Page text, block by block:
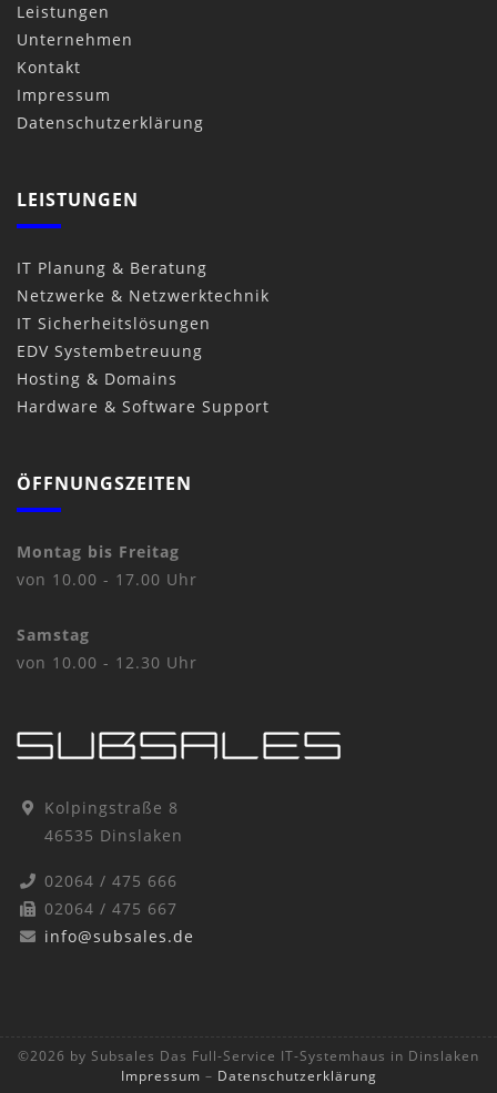
Leistungen
Unternehmen
Kontakt
Impressum
Datenschutzerklärung
LEISTUNGEN
IT Planung & Beratung
Netzwerke & Netzwerktechnik
IT Sicherheitslösungen
EDV Systembetreuung
Hosting & Domains
Hardware & Software Support
ÖFFNUNGSZEITEN
Montag bis Freitag
von 10.00 - 17.00 Uhr
Samstag
von 10.00 - 12.30 Uhr
Kolpingstraße 8
46535 Dinslaken
02064 / 475 666
02064 / 475 667
info@subsales.de
©2026 by Subsales Das Full-Service IT-Systemhaus in Dinslaken
Impressum – Datenschutzerklärung